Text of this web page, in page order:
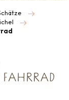
FAHRRAD